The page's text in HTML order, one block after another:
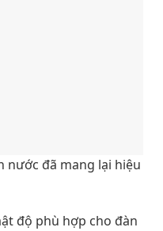
nước đã mang lại hiệu
độ phù hợp cho đàn